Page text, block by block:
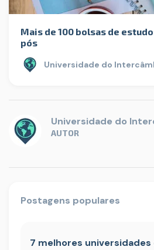
Mais de 100 bolsas de
pós
Universidade do
Universidade do
AUTOR
Postagens populares
7 melhores